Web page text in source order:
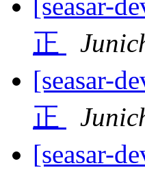
[seasar-
正
[seasar-
正
[seasar-